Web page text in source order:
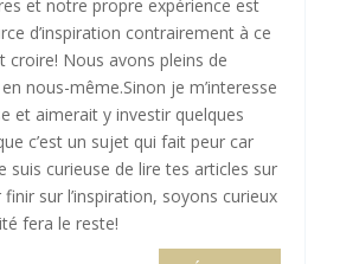
et notre propre expérience est
d’inspiration contrairement à ce
croire! Nous avons pleins de
nous-même.Sinon je m’interesse
et aimerait y investir quelques
c’est un sujet qui fait peur car
suis curieuse de lire tes articles sur
sur l’inspiration, soyons curieux
fera le reste!